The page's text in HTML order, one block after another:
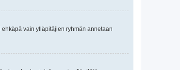
vain ylläpitäjien ryhmän annetaan